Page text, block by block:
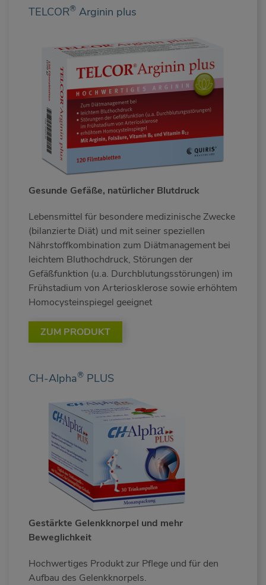
TELCOR® Arginin plus
Gesunde Gefäße, natürlicher Blutdruck
Lebensmittel für besondere medizinische Zwecke
(bilanzierte Diät) und mit seiner speziellen
Nährstoffkombination zum Diätmanagement bei
leichtem Bluthochdruck, Störungen der
Gefäßfunktion (u.a. Durchblutungsstörungen) im
Frühstadium von Arteriosklerose sowie erhöhtem
Homocysteinspiegel geeignet
ZUM PRODUKT
CH-Alpha® PLUS
Gestärkte Gelenkknorpel und mehr
Beweglichkeit
Hochwertiges Produkt zur Pflege und für den
Aufbau des Gelenkknorpels.